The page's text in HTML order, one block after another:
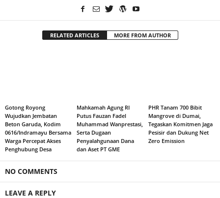
RELATED ARTICLES MORE FROM AUTHOR
Gotong Royong
Wujudkan Jembatan
Beton Garuda, Kodim
0616/Indramayu Bersama
Warga Percepat Akses
Penghubung Desa
Mahkamah Agung RI
Putus Fauzan Fadel
Muhammad Wanprestasi,
Serta Dugaan
Penyalahgunaan Dana
dan Aset PT GME
PHR Tanam 700 Bibit
Mangrove di Dumai,
Tegaskan Komitmen Jaga
Pesisir dan Dukung Net
Zero Emission
NO COMMENTS
LEAVE A REPLY